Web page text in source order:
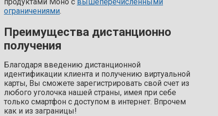
ограничениями.
Преимущества дистанционно
получения
Благодаря введению дистанционной
идентификации клиента и получению виртуальной
карты, Вы сможете зарегистрировать свой счет из
любого уголочка нашей страны, имея при себе
только смартфон с доступом в интернет. Впрочем
как и из заграницы!